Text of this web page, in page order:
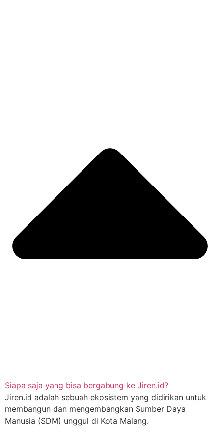
Siapa saja yang bisa bergabung ke Jiren.id?
Jiren.id adalah sebuah ekosistem yang didirikan untuk
membangun dan mengembangkan Sumber Daya
Manusia (SDM) unggul di Kota Malang.